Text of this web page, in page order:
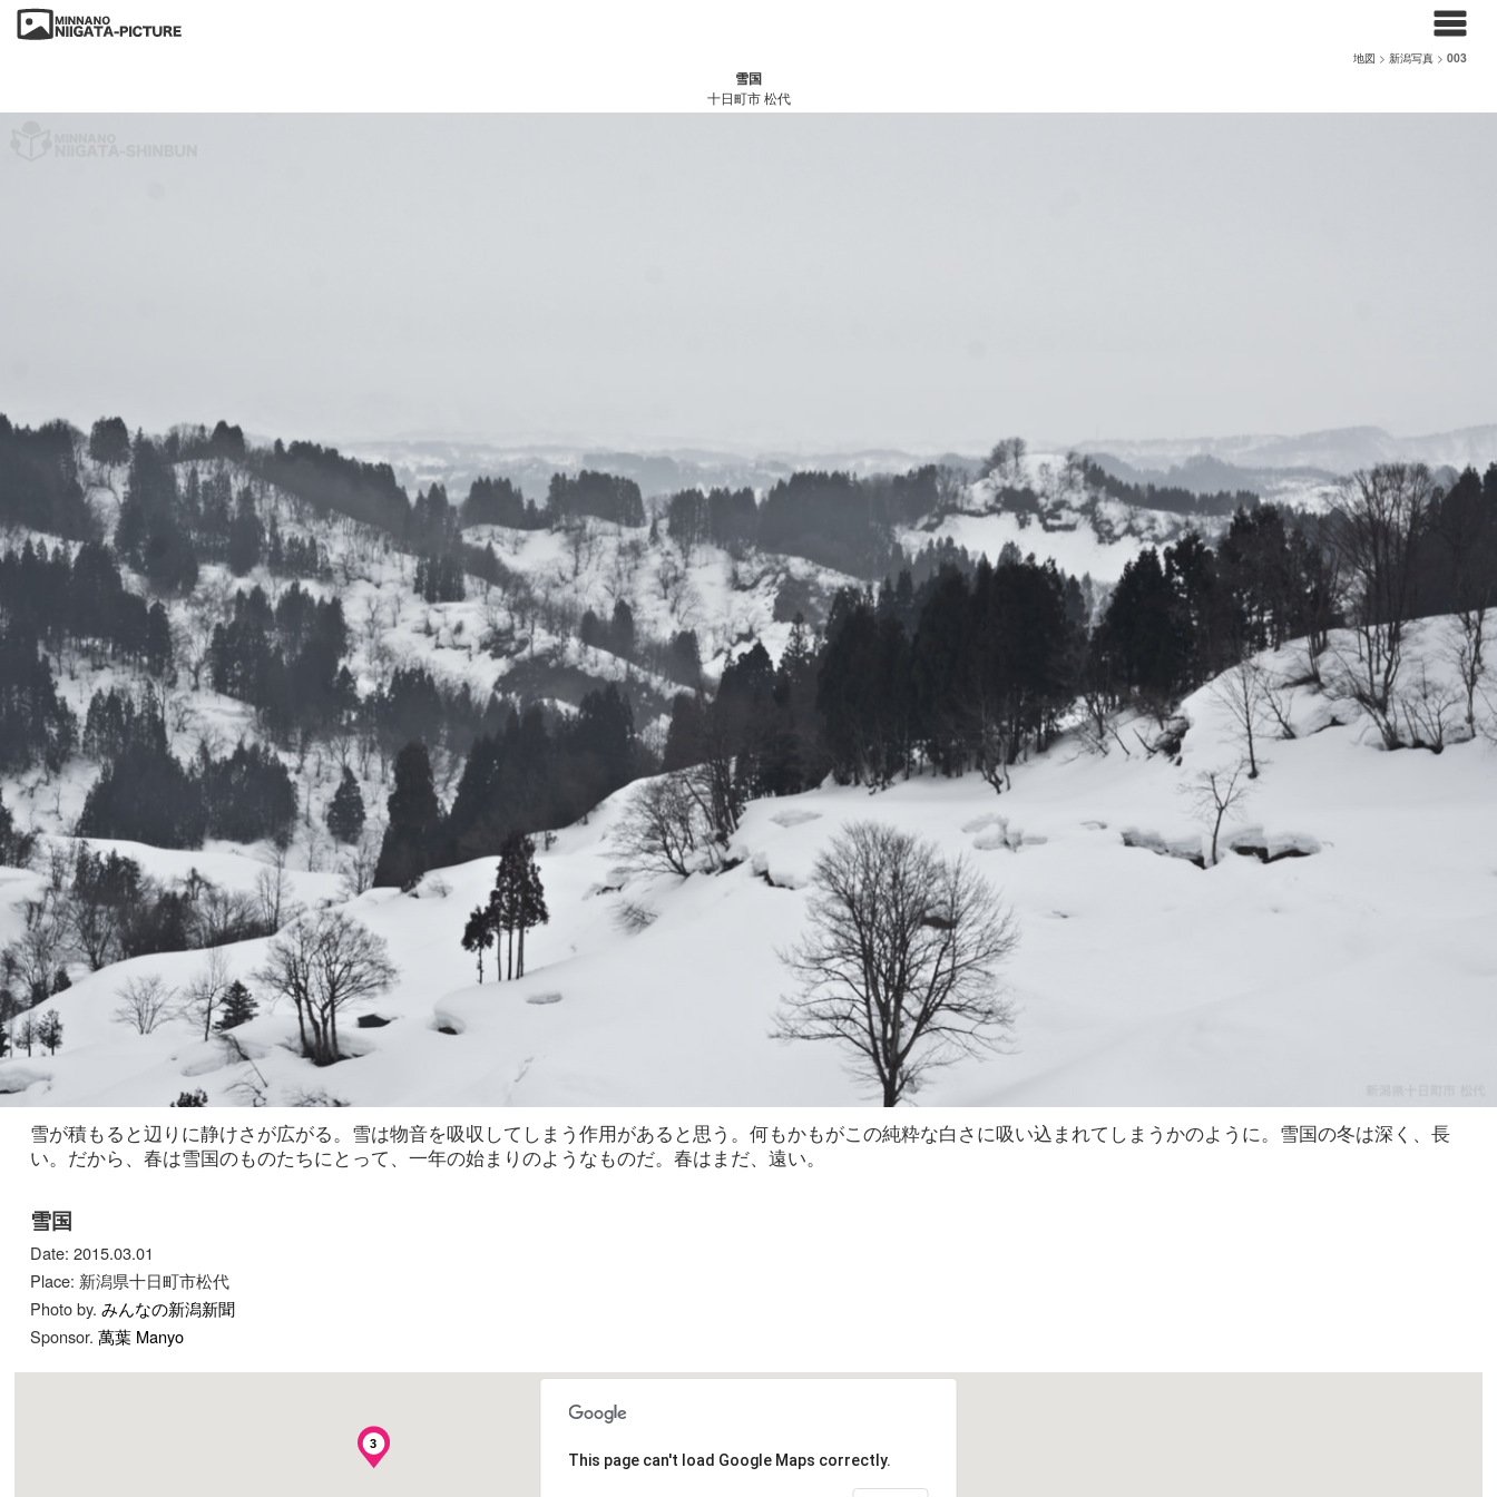
地図 >新潟写真 >003
雪国
十日町市 松代
雪が積もると辺りに静けさが広がる。雪は物音を吸収してしまう作用があると思う。何もかもがこの純粋な白さに吸い込まれてしまうかのように。雪国の冬は深く、長
い。だから、春は雪国のものたちにとって、一年の始まりのようなものだ。春はまだ、遠い。
雪国
Date: 2015.03.01
Place: 新潟県十日町市松代
Photo by. みんなの新潟新聞
Sponsor. 萬葉 Manyo
3
This page can't load Google Maps correctly.